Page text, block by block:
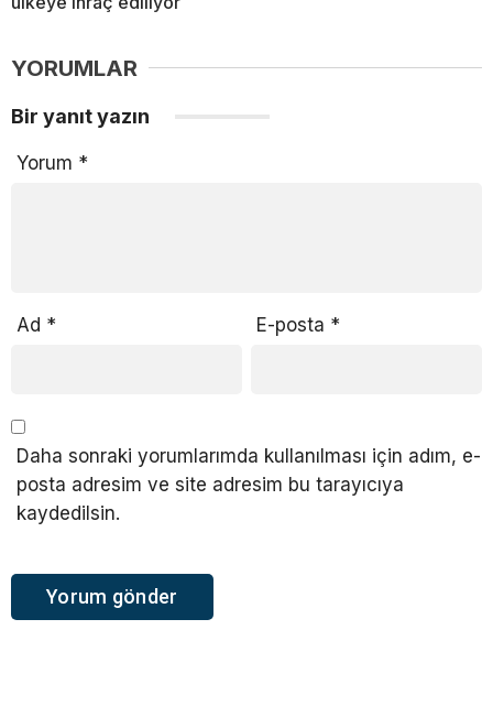
YORUMLAR
Bir yanıt yazın
Yorum *
Ad * E-posta *
Daha sonraki yorumlarımda kullanılması için adım, e-
posta adresim ve site adresim bu tarayıcıya
kaydedilsin.